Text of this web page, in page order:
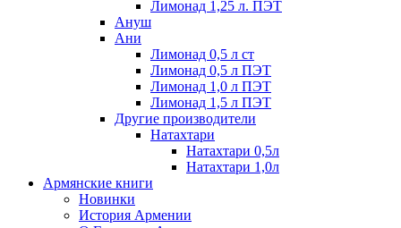
Лимонад 1,25 л. ПЭТ
Ануш
Ани
Лимонад 0,5 л ст
Лимонад 0,5 л ПЭТ
Лимонад 1,0 л ПЭТ
Лимонад 1,5 л ПЭТ
Другие производители
Натахтари
Натахтари 0,5л
Натахтари 1,0л
Армянские книги
Новинки
История Армении